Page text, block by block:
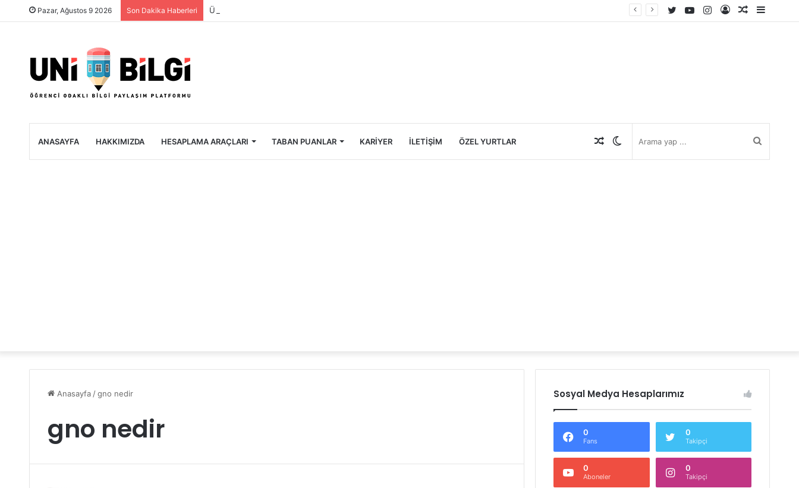
Pazar, Ağustos 9 2026 Son Dakika Haberleri Üniversite Öğrencileri İçin Ekonomik Tatil Rehberi
Rastgele
Kayıt
Instagram
YouTube
Twitter
ANASAYFA HAKKIMIZDA HESAPLAMA ARAÇLARI TABAN PUANLAR KARIYER İLETIŞIM ÖZEL YURTLAR Rastgele
Anasayfa / gno nedir
gno nedir
Sosyal Medya Hesaplarımız
0
Fans
0
Takipçi
0
Aboneler
0
Takipçi